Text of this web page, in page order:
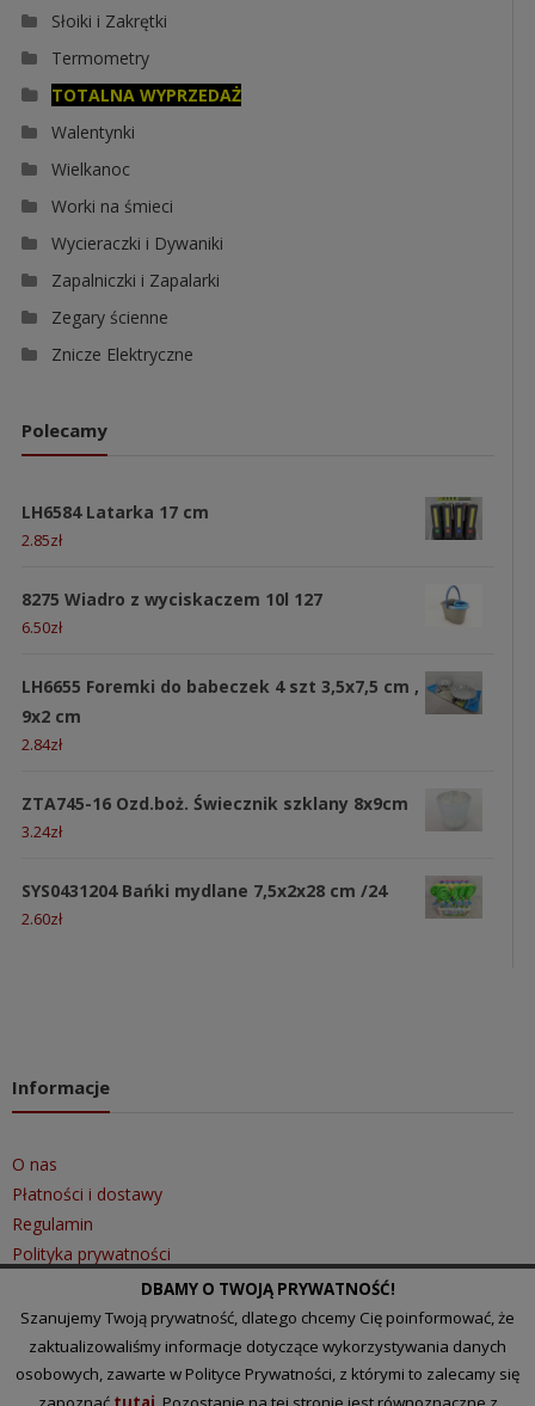
Słoiki i Zakrętki
Termometry
TOTALNA WYPRZEDAŻ
Walentynki
Wielkanoc
Worki na śmieci
Wycieraczki i Dywaniki
Zapalniczki i Zapalarki
Zegary ścienne
Znicze Elektryczne
Polecamy
LH6584 Latarka 17 cm
2.85zł
8275 Wiadro z wyciskaczem 10l 127
6.50zł
LH6655 Foremki do babeczek 4 szt 3,5x7,5 cm ,
9x2 cm
2.84zł
ZTA745-16 Ozd.boż. Świecznik szklany 8x9cm
3.24zł
SYS0431204 Bańki mydlane 7,5x2x28 cm /24
2.60zł
Informacje
O nas
Płatności i dostawy
Regulamin
Polityka prywatności
Szybki kontakt
DBAMY O TWOJĄ PRYWATNOŚĆ!
Szanujemy Twoją prywatność, dlatego chcemy Cię poinformować, że
zaktualizowaliśmy informacje dotyczące wykorzystywania danych
osobowych, zawarte w Polityce Prywatności, z którymi to zalecamy się